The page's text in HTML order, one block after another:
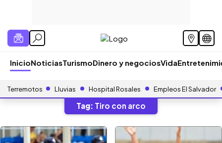
InicioNoticiasTurismoDinero y negociosVida
Terremotos Lluvias Hospital Rosales Empleos El Salvador
Tag: Tiro con arco